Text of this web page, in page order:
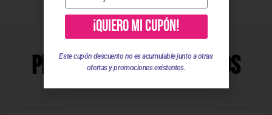
Productos Relacionados
¡QUIERO MI CUPÓN!
Este cupón descuento no es acumulable junto a otras
ofertas y promociones existentes.